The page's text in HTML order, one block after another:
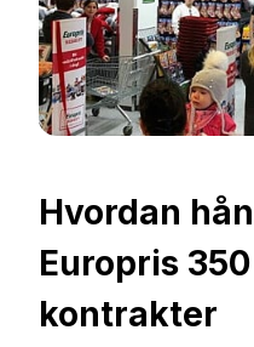
Hvordan
Europris 350
kontrakter